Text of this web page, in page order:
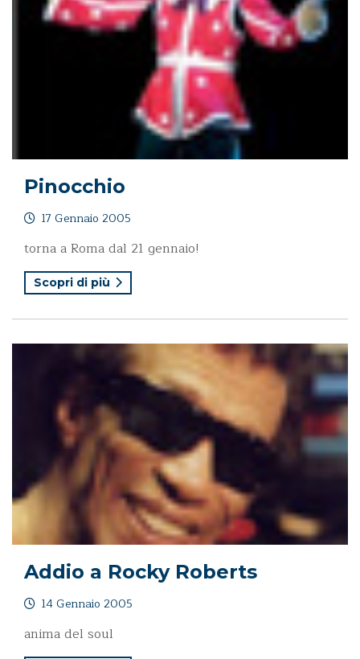
Pinocchio
17 Gennaio 2005
torna a Roma dal 21 gennaio!
Scopri di più
Addio a Rocky Roberts
14 Gennaio 2005
anima del soul